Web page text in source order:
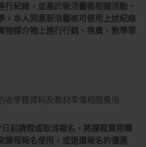
行紀錄，並基於新活藝術相關活動、
，本人同意新活藝術可使用上述紀錄
物媒介物上進行行銷、推廣、教學等
收學務資料及教材準備相關費用
前請假或取消報名，將課程費用轉
課程報名使用，或退還報名的優惠